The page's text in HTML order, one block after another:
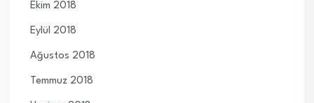
Ekim 2018
Eylül 2018
Ağustos 2018
Temmuz 2018